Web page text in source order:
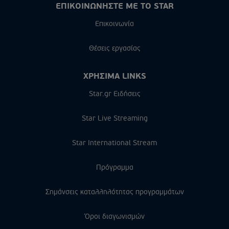
ΕΠΙΚΟΙΝΩΝΗΣΤΕ ΜΕ ΤΟ STAR
Επικοινωνία
Θέσεις εργασίας
ΧΡΗΣΙΜΑ LINKS
Star.gr Ειδήσεις
Star Live Streaming
Star International Stream
Πρόγραμμα
Σημάνσεις καταλληλότητας προγραμμάτων
Όροι διαγωνισμών